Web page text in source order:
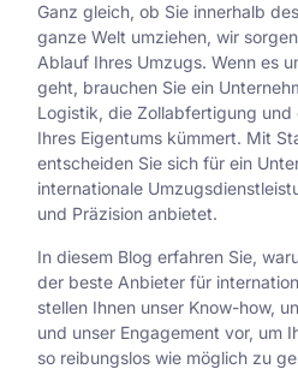
Ganz gleich, ob Sie innerhalb
ganze Welt umziehen, wir
Ablauf Ihres Umzugs. Wenn es
geht, brauchen Sie ein
Logistik, die Zollabfertigung und
Ihres Eigentums kümmert. Mit
entscheiden Sie sich für ein
internationale
und Präzision anbietet.
In diesem Blog erfahren Sie,
der beste Anbieter für
stellen Ihnen unser Know-how,
und unser Engagement vor, um
so reibungslos wie möglich zu